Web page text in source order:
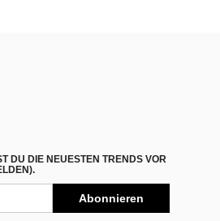
DU DIE NEUESTEN TRENDS VOR
Abonnieren